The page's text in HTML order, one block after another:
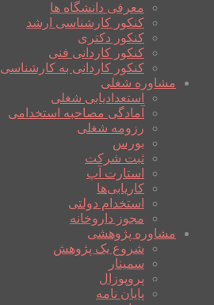
معرفی دانشگاه ها
کنکور کارشناسی ارشد
کنکور دکتری
کنکور کاردانی فنی
کنکور کاردانی به کارشناسی
مشاوره شغلی
استعدادیابی شغلی
آمادگی مصاحبه استخدامی
رزومه شغلی
بورس
ثبت شرکت
استارت آپ
کاریابی‌ها
استخدام دولتی
مجوز داروخانه
مشاوره پژوهشی
شروع یک پژوهش
سمینار
پروپوزال
پایان نامه